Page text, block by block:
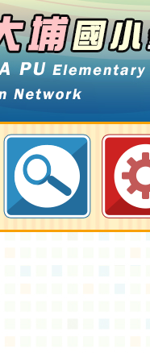
Album list